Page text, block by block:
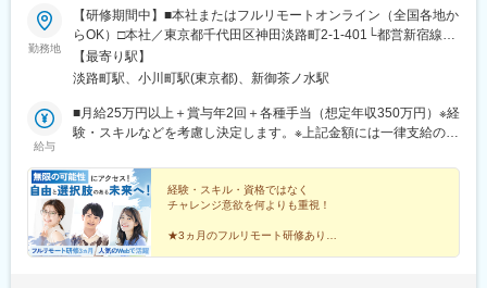
田駅(長野県)、豊科駅、中野松川駅、飯山駅、須坂駅、広丘駅、甲
府駅、竜王駅、石和温泉駅、富士山駅、山梨市駅、都留市駅、韮
崎駅、大月駅、富山駅、越中中川駅、砺波駅、黒部駅、魚津駅、
滑川駅、金沢駅、福井駅(福井県)、敦賀駅、浜松駅、静岡駅、富士
市駅、名鉄一宮駅、三河安城駅、岐阜駅、各務ケ原駅、多治見
駅、可児駅、四日市駅、津駅、名張駅、布施駅、豊中駅、吹田駅
線)、亀岡駅、奈良駅、天理駅、和歌山駅、姫路駅、西宮駅(ＪＲ
線)、尼崎駅(東海道本線)、明石駅、神戸駅(兵庫県)、宝塚駅、伊丹
駅(阪急線)、芦屋駅(東海道本線)、大津駅、草津駅(滋賀県)、彦根
駅、八日市駅、倉敷市駅、岡山駅、津山駅、広島駅、福山駅、呉
駅、西条駅(広島県)、尾道駅、下関駅、山口駅(山口県)、宇部駅、
勤務地
【研修期間中】■本社またはフルリモートオンライン（全国各地か
らOK）□本社／東京都千代田区神田淡路町2-1-401└都営新宿線
「小川町駅」より徒歩1分└東京メトロ丸ノ内線「淡路町駅」より
徒歩2分└東京メトロ千代田線「新御茶ノ水駅」より徒歩3【研修
地は希望を考慮します。※転居を伴う転勤はありません。※すべて
徒歩10分以内の駅チカオフィスです。※フルリモート・在宅勤
【最寄り駅】
淡路町駅、小川町駅(東京都)、新御茶ノ水駅
給与
■月給25万円以上＋賞与年2回＋各種手当（想定年収350万円）※経
験・スキルなどを考慮し決定します。※上記金額には一律支給の住
（期間中は月給23万円以上で、その他の待遇に変更なし）☆経験
がある方は、現職・前職給与を考慮します。☆明確な評価制度あ
り。個人の頑張りに応じて評価します。【年収アップイメージ】
年収450万円（未経験入社2年目）年収590万円（未経験入社3年
目）年収770万円（未経験入社5年目）
経験・スキル・資格ではなく
チャレンジ意欲を何よりも重視！
★3ヵ月のフルリモート研修あり！